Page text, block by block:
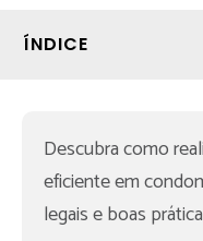
ÍNDICE
Descubra como
eficiente em
legais e boas